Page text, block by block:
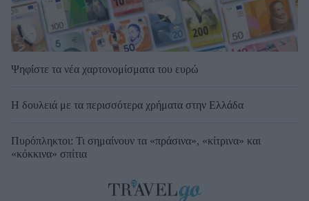
Ψηφίστε τα νέα χαρτονομίσματα του ευρώ
Η δουλειά με τα περισσότερα χρήματα στην Ελλάδα
Πυρόπληκτοι: Τι σημαίνουν τα «πράσινα», «κίτρινα» και
«κόκκινα» σπίτια